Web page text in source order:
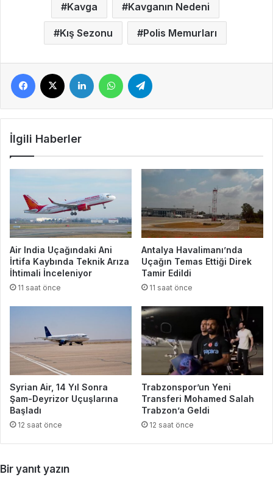
Kavga Kavganın Nedeni
Kış Sezonu Polis Memurları
Facebook LinkedIn WhatsApp
İlgili Haberler
Air India Uçağındaki Ani
İrtifa Kaybında Teknik Arıza
İhtimali İnceleniyor
11 saat önce
Antalya Havalimanı’nda
Uçağın Temas Ettiği Direk
Tamir Edildi
11 saat önce
Syrian Air, 14 Yıl Sonra
Şam-Deyrizor Uçuşlarına
Başladı
12 saat önce
Trabzonspor’un Yeni
Transferi Mohamed Salah
Trabzon’a Geldi
12 saat önce
Bir yanıt yazın